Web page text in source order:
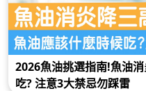
2026魚油挑選指南!魚油
吃? 注意3大禁忌勿踩雷